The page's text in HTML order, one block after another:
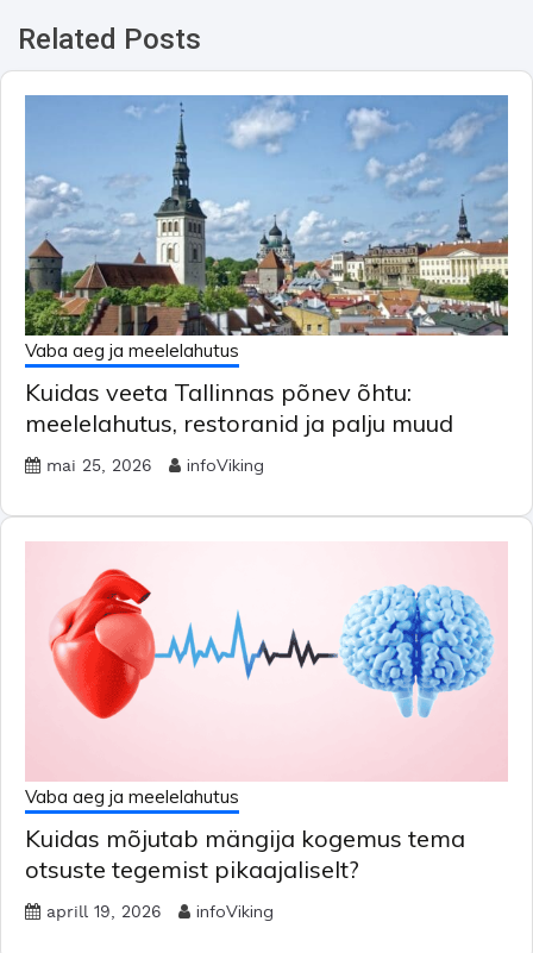
Related Posts
Vaba aeg ja meelelahutus
Kuidas veeta Tallinnas põnev õhtu:
meelelahutus, restoranid ja palju muud
mai 25, 2026 infoViking
Vaba aeg ja meelelahutus
Kuidas mõjutab mängija kogemus tema
otsuste tegemist pikaajaliselt?
aprill 19, 2026 infoViking